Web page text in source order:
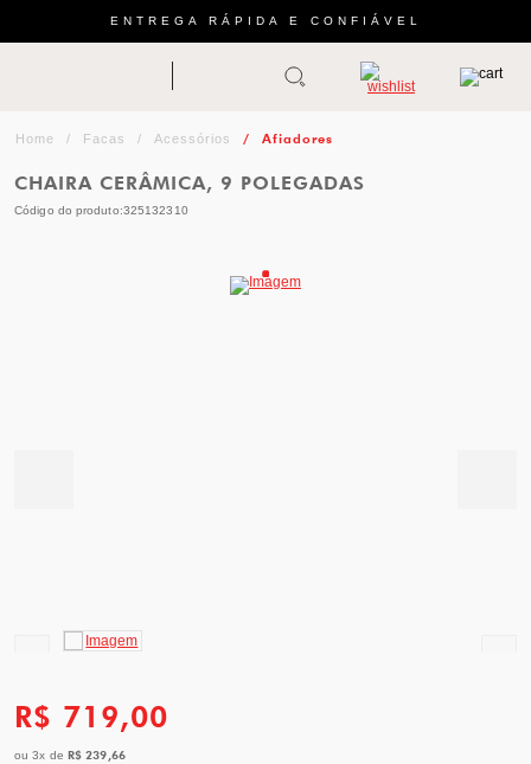
ENTREGA RÁPIDA E CONFIÁVEL
categoria
TESOURAS
Facas Acessórios Afiadores
R$ 719,00
ou3x de R$ 239,66
CHAIRA CERÂMICA, 9 POLEGADAS
Código do produto:325132310